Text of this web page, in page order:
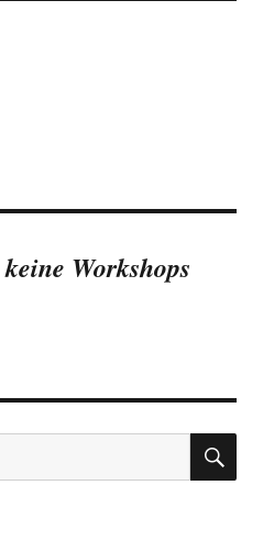
Workshops